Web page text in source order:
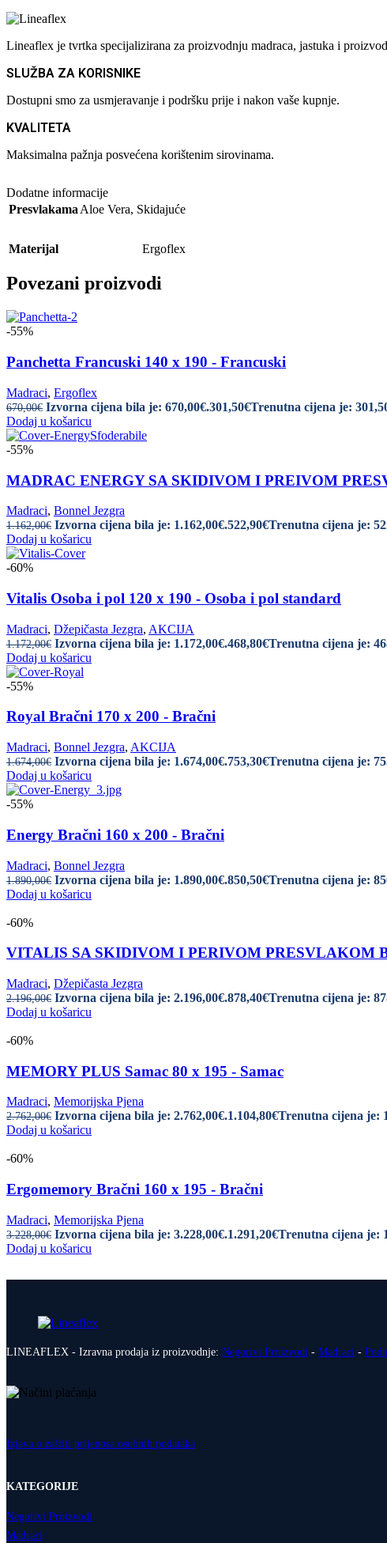
Lineaflex je tvrtka specijalizirana za proizvodnju madraca, jastuka i
SLUŽBA ZA KORISNIKE
Dostupni smo za usmjeravanje i podršku prije i nakon vaše kupnje.
KVALITETA
Maksimalna pažnja posvećena korištenim sirovinama.
Dodatne informacije
Presvlakama Aloe Vera, Skidajuće
Materijal Ergoflex
Povezani proizvodi
-55%
Panchetta Francuski 140 x 190 - Francuski
Madraci, Ergoflex
670,00€ Izvorna cijena bila je: 670,00€.301,50€Trenutna cijena je:
Dodaj u košaricu
-55%
MADRAC ENERGY SA SKIDIVOM I PREIVOM
Madraci, Bonnel Jezgra
1.162,00€ Izvorna cijena bila je: 1.162,00€.522,90€Trenutna cijena je:
Dodaj u košaricu
-60%
Vitalis Osoba i pol 120 x 190 - Osoba i pol standard
Madraci, Džepičasta Jezgra, AKCIJA
1.172,00€ Izvorna cijena bila je: 1.172,00€.468,80€Trenutna cijena je:
Dodaj u košaricu
-55%
Royal Bračni 170 x 200 - Bračni
Madraci, Bonnel Jezgra, AKCIJA
1.674,00€ Izvorna cijena bila je: 1.674,00€.753,30€Trenutna cijena je:
Dodaj u košaricu
-55%
Energy Bračni 160 x 200 - Bračni
Madraci, Bonnel Jezgra
1.890,00€ Izvorna cijena bila je: 1.890,00€.850,50€Trenutna cijena je:
Dodaj u košaricu
-60%
VITALIS SA SKIDIVOM I PERIVOM PRESVLAKOM
Madraci, Džepičasta Jezgra
2.196,00€ Izvorna cijena bila je: 2.196,00€.878,40€Trenutna cijena je:
Dodaj u košaricu
-60%
MEMORY PLUS Samac 80 x 195 - Samac
Madraci, Memorijska Pjena
2.762,00€ Izvorna cijena bila je: 2.762,00€.1.104,80€Trenutna cijena je:
Dodaj u košaricu
-60%
Ergomemory Bračni 160 x 195 - Bračni
Madraci, Memorijska Pjena
3.228,00€ Izvorna cijena bila je: 3.228,00€.1.291,20€Trenutna cijena je:
Dodaj u košaricu
LINEAFLEX - Izravna prodaja iz proizvodnje: Negorivi Proizvodi - Madraci -
Izjava o zaštiti prijenosa osobnih podataka
KATEGORIJE
Negorivi Proizvodi
Madraci